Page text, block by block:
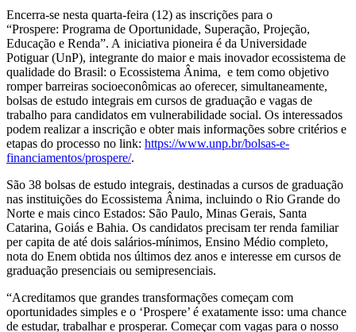
Encerra-se nesta quarta-feira (12) as inscrições para o
“Prospere: Programa de Oportunidade, Superação, Projeção,
Educação e Renda”. A iniciativa pioneira é da Universidade
Potiguar (UnP), integrante do maior e mais inovador ecossistema de
qualidade do Brasil: o Ecossistema Ânima, e tem como objetivo
romper barreiras socioeconômicas ao oferecer, simultaneamente,
bolsas de estudo integrais em cursos de graduação e vagas de
trabalho para candidatos em vulnerabilidade social. Os interessados
podem realizar a inscrição e obter mais informações sobre critérios e
etapas do processo no link: https://www.unp.br/bolsas-e-
financiamentos/prospere/.
São 38 bolsas de estudo integrais, destinadas a cursos de graduação
nas instituições do Ecossistema Ânima, incluindo o Rio Grande do
Norte e mais cinco Estados: São Paulo, Minas Gerais, Santa
Catarina, Goiás e Bahia. Os candidatos precisam ter renda familiar
per capita de até dois salários-mínimos, Ensino Médio completo,
nota do Enem obtida nos últimos dez anos e interesse em cursos de
graduação presenciais ou semipresenciais.
“Acreditamos que grandes transformações começam com
oportunidades simples e o ‘Prospere’ é exatamente isso: uma chance
de estudar, trabalhar e prosperar. Começar com vagas para o nosso